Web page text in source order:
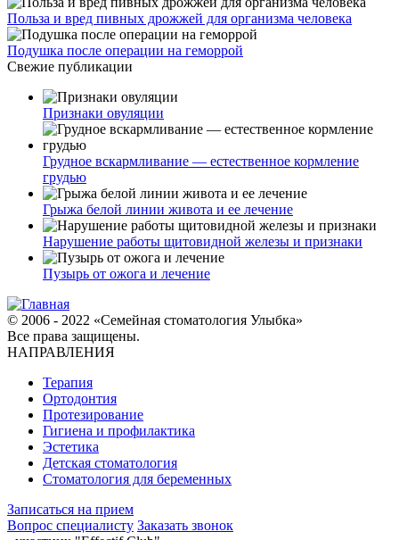
Польза и вред пивных дрожжей для организма человека
Подушка после операции на геморрой
Свежие публикации
Признаки овуляции
Грудное вскармливание — естественное кормление
грудью
Грыжа белой линии живота и ее лечение
Нарушение работы щитовидной железы и признаки
Пузырь от ожога и лечение
© 2006 - 2022 «Семейная стоматология Улыбка»
Все права защищены.
НАПРАВЛЕНИЯ
Терапия
Ортодонтия
Протезирование
Гигиена и профилактика
Эстетика
Детская стоматология
Стоматология для беременных
Записаться на прием
Вопрос специалисту Заказать звонок